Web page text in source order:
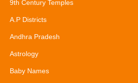
9th Century Temples
A.P Districts
Andhra Pradesh
Astrology
Baby Names